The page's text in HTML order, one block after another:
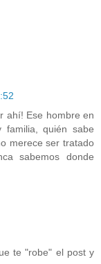
ahí! Ese hombre en
familia, quién sabe
merece ser tratado
sabemos donde
te "robe" el post y